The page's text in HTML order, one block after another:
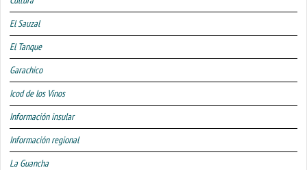
El Sauzal
El Tanque
Garachico
Icod de los Vinos
Información insular
Información regional
La Guancha